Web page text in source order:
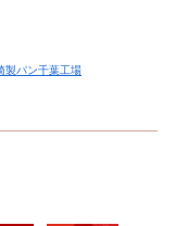
製パン千葉工場